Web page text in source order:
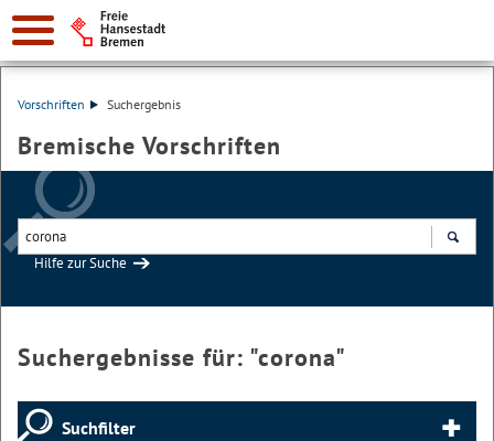
Vorschriften Suchergebnis
Bremische Vorschriften
Hilfe zur Suche
Suchergebnisse für: "corona"
Suchfilter